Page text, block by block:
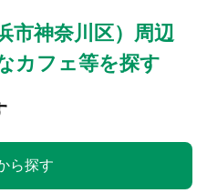
市神奈川区）周辺
カフェ等を探す
ら探す